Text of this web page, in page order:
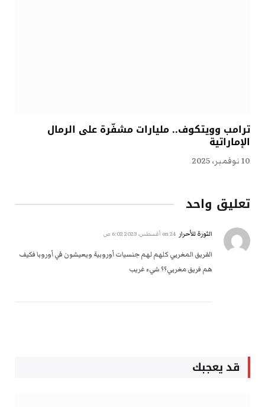
ترامب وويتكوف.. مليارات مشفّرة على الرمال
الإماراتية
10 نوفمبر، 2025
تعليق واحد
الثورة للأحرار 24 أغسطس، 2023 6:02 ص
الفريق المغربي كلهم لهم جنسيات أوروبية ويعيشون في أوروبا فكيف
هم فريق مغربي؟؟ شيء غريب
قد يعجبك